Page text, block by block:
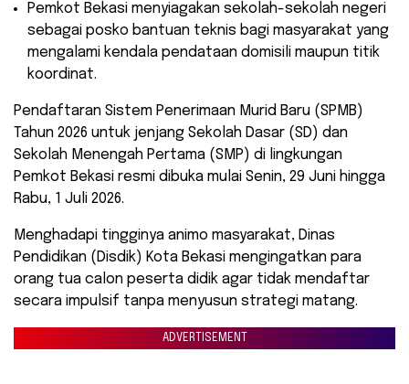
​Pemkot Bekasi menyiagakan sekolah-sekolah negeri
sebagai posko bantuan teknis bagi masyarakat yang
mengalami kendala pendataan domisili maupun titik
koordinat.
​Pendaftaran Sistem Penerimaan Murid Baru (SPMB)
Tahun 2026 untuk jenjang Sekolah Dasar (SD) dan
Sekolah Menengah Pertama (SMP) di lingkungan
Pemkot Bekasi resmi dibuka mulai Senin, 29 Juni hingga
Rabu, 1 Juli 2026.
Menghadapi tingginya animo masyarakat, Dinas
Pendidikan (Disdik) Kota Bekasi mengingatkan para
orang tua calon peserta didik agar tidak mendaftar
secara impulsif tanpa menyusun strategi matang.
ADVERTISEMENT